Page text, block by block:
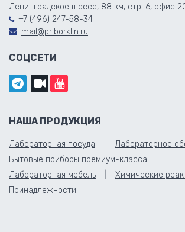
Ленинградское шоссе, 88 км, стр. 6, офис
+7 (496) 247-58-34
mail@priborklin.ru
СОЦСЕТИ
НАША ПРОДУКЦИЯ
Лабораторная посуда
Лабораторное
Бытовые приборы премиум-класса
Лабораторная мебель
Химические
Принадлежности